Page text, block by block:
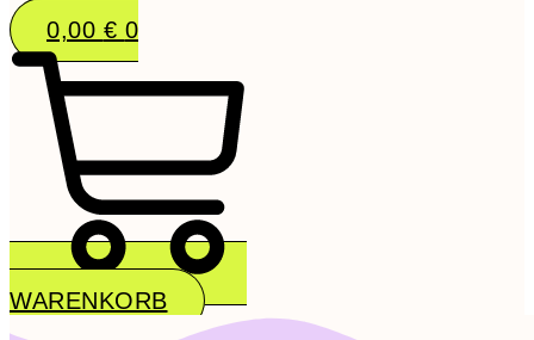
0,00 € 0
WARENKORB